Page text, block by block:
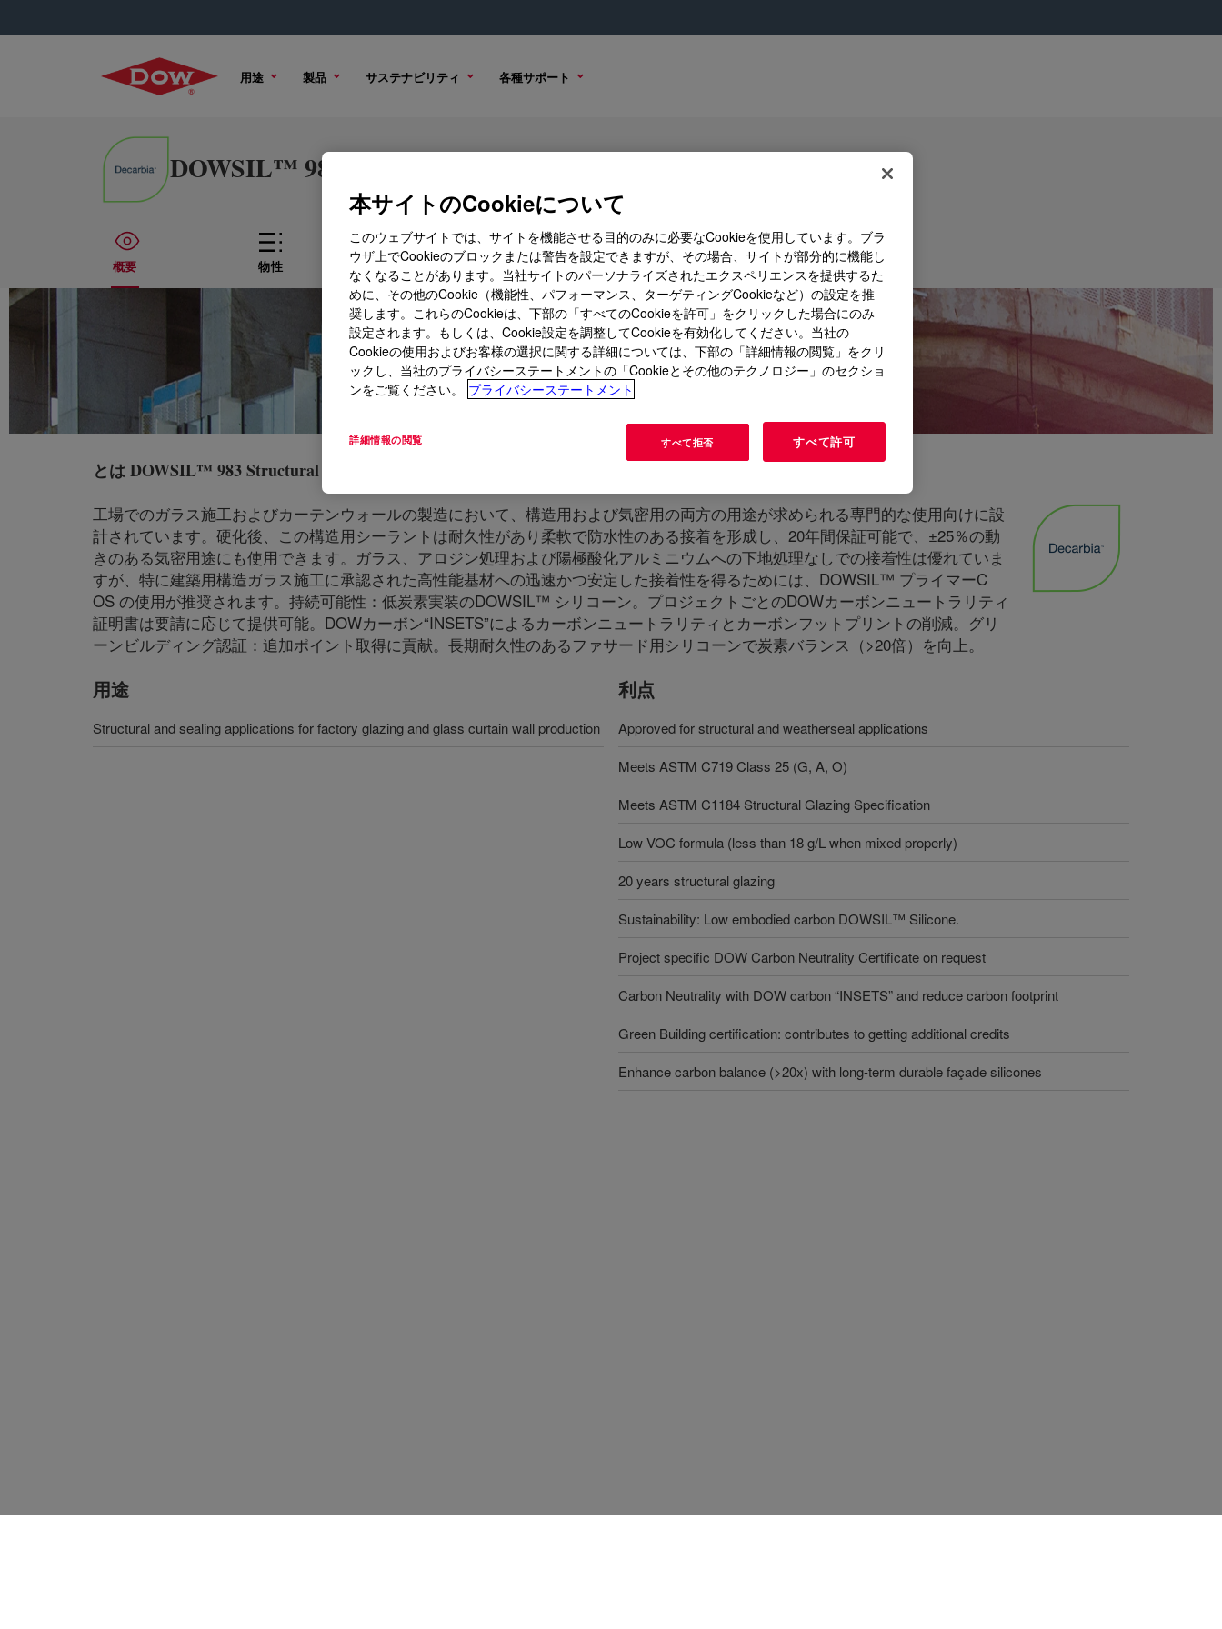
用途 製品 サステナビリティ 各種サポート
DOWSIL™ 983 Structural Glazing Sealant Base and Curing Agent
概要 物性 技術資料 サンプル オプション 購入オプション
とはDOWSIL™ 983 Structural Glazing Sealant Base and Curing Agent
工場でのガラス施工およびカーテンウォールの製造において、構造用および気密用の両方の用途が求められる専門的な使用向けに設
計されています。硬化後、この構造用シーラントは耐久性があり柔軟で防水性のある接着を形成し、20年間保証可能で、±25％の動
きのある気密用途にも使用できます。ガラス、アロジン処理および陽極酸化アルミニウムへの下地処理なしでの接着性は優れていま
すが、特に建築用構造ガラス施工に承認された高性能基材への迅速かつ安定した接着性を得るためには、DOWSIL™ プライマーC
OS の使用が推奨されます。持続可能性：低炭素実装のDOWSIL™ シリコーン。プロジェクトごとのDOWカーボンニュートラリティ
証明書は要請に応じて提供可能。DOWカーボン“INSETS”によるカーボンニュートラリティとカーボンフットプリントの削減。グリ
ーンビルディング認証：追加ポイント取得に貢献。長期耐久性のあるファサード用シリコーンで炭素バランス（>20倍）を向上。
用途
Structural and sealing applications for factory glazing and glass curtain wall production
利点
Approved for structural and weatherseal applications
Meets ASTM C719 Class 25 (G, A, O)
Meets ASTM C1184 Structural Glazing Specification
Low VOC formula (less than 18 g/L when mixed properly)
20 years structural glazing
Sustainability: Low embodied carbon DOWSIL™ Silicone.
Project specific DOW Carbon Neutrality Certificate on request
Carbon Neutrality with DOW carbon “INSETS” and reduce carbon footprint
Green Building certification: contributes to getting additional credits
Enhance carbon balance (>20x) with long-term durable façade silicones
本サイトのCookieについて
このウェブサイトでは、サイトを機能させる目的のみに必要なCookieを使用しています。ブラ
ウザ上でCookieのブロックまたは警告を設定できますが、その場合、サイトが部分的に機能し
なくなることがあります。当社サイトのパーソナライズされたエクスペリエンスを提供するた
めに、その他のCookie（機能性、パフォーマンス、ターゲティングCookieなど）の設定を推
奨します。これらのCookieは、下部の「すべてのCookieを許可」をクリックした場合にのみ
設定されます。もしくは、Cookie設定を調整してCookieを有効化してください。当社の
Cookieの使用およびお客様の選択に関する詳細については、下部の「詳細情報の閲覧」をクリ
ックし、当社のプライバシーステートメントの「Cookieとその他のテクノロジー」のセクショ
ンをご覧ください。
プライバシーステートメント
詳細情報の閲覧 すべて拒否 すべて許可